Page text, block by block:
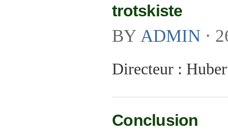
trotskiste
BY ADMIN ⋅
Directeur :
Conclusion